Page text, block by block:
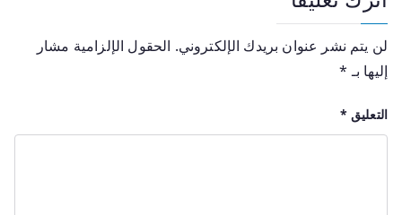
لن يتم نشر عنوان بريدك الإلكتروني. الحقول الإلزامية مشار
إليها بـ *
التعليق *